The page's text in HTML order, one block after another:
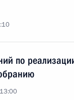
по